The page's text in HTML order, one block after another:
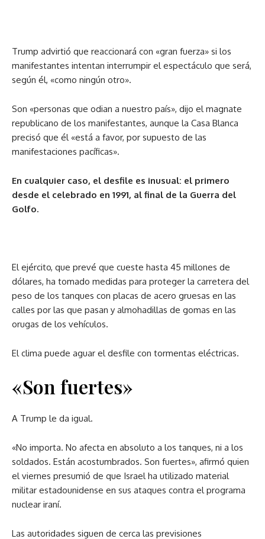
Trump advirtió que reaccionará con «gran fuerza» si los
manifestantes intentan interrumpir el espectáculo que será,
según él, «como ningún otro».
Son «personas que odian a nuestro país», dijo el magnate
republicano de los manifestantes, aunque la Casa Blanca
precisó que él «está a favor, por supuesto de las
manifestaciones pacíficas».
En cualquier caso, el desfile es inusual: el primero
desde el celebrado en 1991, al final de la Guerra del
Golfo.
El ejército, que prevé que cueste hasta 45 millones de
dólares, ha tomado medidas para proteger la carretera del
peso de los tanques con placas de acero gruesas en las
calles por las que pasan y almohadillas de gomas en las
orugas de los vehículos.
El clima puede aguar el desfile con tormentas eléctricas.
«Son fuertes»
A Trump le da igual.
«No importa. No afecta en absoluto a los tanques, ni a los
soldados. Están acostumbrados. Son fuertes», afirmó quien
el viernes presumió de que Israel ha utilizado material
militar estadounidense en sus ataques contra el programa
nuclear iraní.
Las autoridades siguen de cerca las previsiones